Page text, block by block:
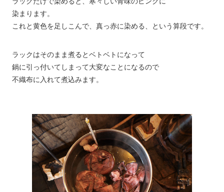
染まります。
これと黄色を足しこんで、真っ赤に染める、という算段です。
ラックはそのまま煮るとベトベトになって
鍋に引っ付いてしまって大変なことになるので
不織布に入れて煮込みます。